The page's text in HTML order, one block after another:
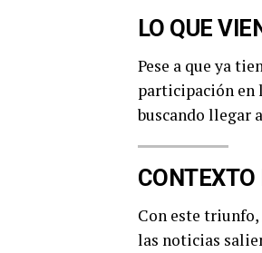
LO QUE
Pese a que ya
participación en
buscando llegar
CONTEXTO
Con este triunfo,
las noticias